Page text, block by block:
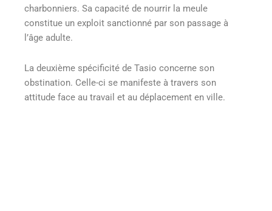
charbonniers. Sa capacité de nourrir la meule
constitue un exploit sanctionné par son passage à
l’âge adulte.
La deuxième spécificité de Tasio concerne son
obstination. Celle-ci se manifeste à travers son
attitude face au travail et au déplacement en ville.